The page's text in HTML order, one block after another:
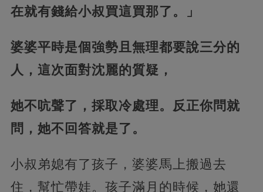
在就有錢給小叔買這買那了。」
婆婆平時是個強勢且無理都要說三分的
人，這次面對沈麗的質疑，
她不吭聲了，採取冷處理。反正你問就
問，她不回答就是了。
小叔弟媳有了孩子，婆婆馬上搬過去
住，幫忙帶娃。孩子滿月的時候，她還